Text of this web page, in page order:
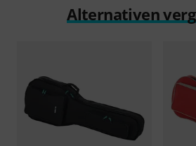
Alternativen